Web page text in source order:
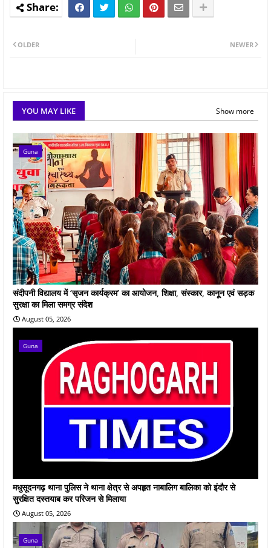
NEWER
OLDER
YOU MAY LIKE Show more
Guna
संदीपनी विद्यालय में ‘सृजन कार्यक्रम’ का आयोजन, शिक्षा, संस्कार, कानून एवं सड़क
सुरक्षा का मिला समग्र संदेश
August 05, 2026
Guna
मधुसूदनगढ़ थाना पुलिस ने थाना क्षेत्र से अपहृत नाबालिग बालिका को इंदौर से
सुरक्षित दस्तयाब कर परिजन से मिलाया
August 05, 2026
Guna